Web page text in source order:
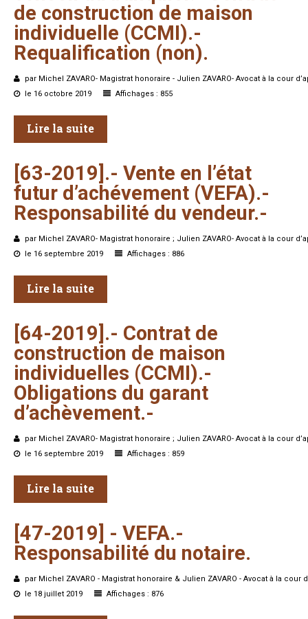
de construction de maison
individuelle (CCMI).-
Requalification (non).
par Michel ZAVARO- Magistrat honoraire - Julien ZAVARO- Avocat à la cour
le 16 octobre 2019
Affichages : 855
Lire la suite
[63-2019].- Vente en l’état
futur d’achévement (VEFA).-
Responsabilité du vendeur.-
par Michel ZAVARO- Magistrat honoraire ; Julien ZAVARO- Avocat à la cour
le 16 septembre 2019
Affichages : 886
Lire la suite
[64-2019].- Contrat de
construction de maison
individuelles (CCMI).-
Obligations du garant
d’achèvement.-
par Michel ZAVARO- Magistrat honoraire ; Julien ZAVARO- Avocat à la cour
le 16 septembre 2019
Affichages : 859
Lire la suite
[47-2019] - VEFA.-
Responsabilité du notaire.
par Michel ZAVARO - Magistrat honoraire & Julien ZAVARO - Avocat à la cour
le 18 juillet 2019
Affichages : 876